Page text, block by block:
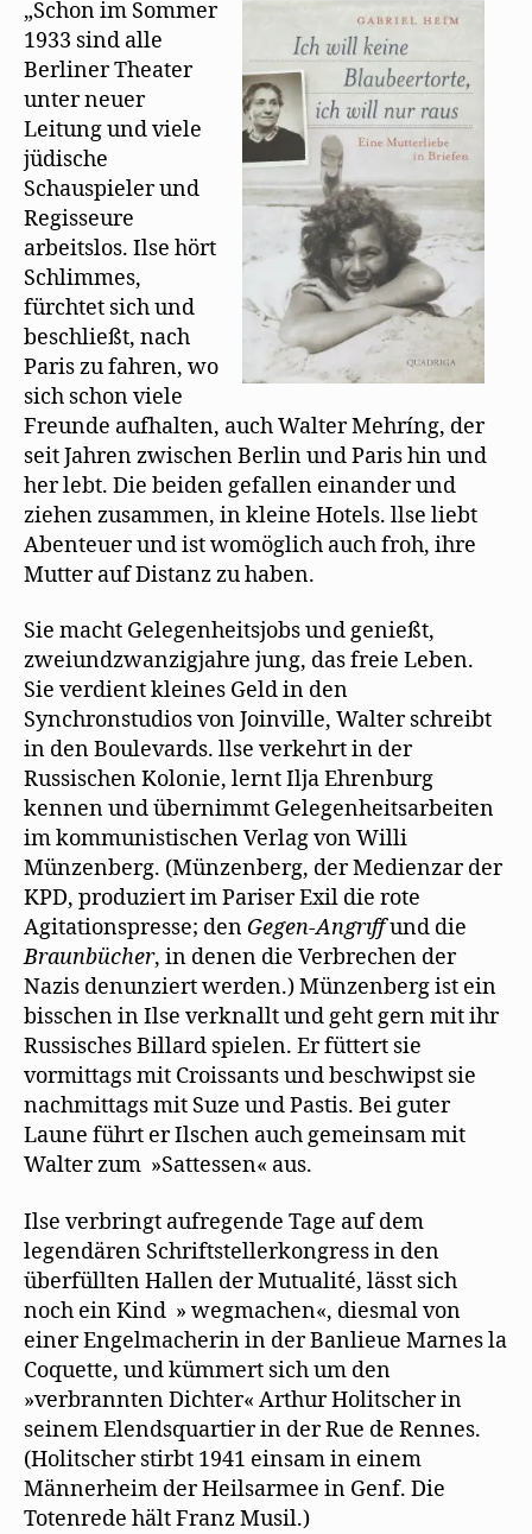
von
Walter
Mehring
und
Ilse
Winter
in
Paris
„Schon im Sommer
1933 sind alle
Berliner Theater
unter neuer
Leitung und viele
jüdische
Schauspieler und
Regisseure
arbeitslos. Ilse hört
Schlimmes,
fürchtet sich und
beschließt, nach
Paris zu fahren, wo
sich schon viele
Freunde aufhalten, auch Walter Mehríng, der
seit Jahren zwischen Berlin und Paris hin und
her lebt. Die beiden gefallen einander und
ziehen zusammen, in kleine Hotels. llse liebt
Abenteuer und ist womöglich auch froh, ihre
Mutter auf Distanz zu haben.
Sie macht Gelegenheitsjobs und genießt,
zweiundzwanzigjahre jung, das freie Leben.
Sie verdient kleines Geld in den
Synchronstudios von Joinville, Walter schreibt
in den Boulevards. llse verkehrt in der
Russischen Kolonie, lernt Ilja Ehrenburg
kennen und übernimmt Gelegenheitsarbeiten
im kommunistischen Verlag von Willi
Münzenberg. (Münzenberg, der Medienzar der
KPD, produziert im Pariser Exil die rote
Agitationspresse; den Gegen-Angrıffund die
Braunbücher, in denen die Verbrechen der
Nazis denunziert werden.) Münzenberg ist ein
bisschen in Ilse verknallt und geht gern mit ihr
Russisches Billard spielen. Er füttert sie
vormittags mit Croissants und beschwipst sie
nachmittags mit Suze und Pastis. Bei guter
Laune führt er Ilschen auch gemeinsam mit
Walter zum »Sattessen« aus.
Ilse verbringt aufregende Tage auf dem
legendären Schriftstellerkongress in den
überfüllten Hallen der Mutualité, lässt sich
noch ein Kind » wegmachen«, diesmal von
einer Engelmacherin in der Banlieue Marnes la
Coquette, und kümmert sich um den
»verbrannten Dichter« Arthur Holitscher in
seinem Elendsquartier in der Rue de Rennes.
(Holitscher stirbt 1941 einsam in einem
Männerheim der Heilsarmee in Genf. Die
Totenrede hält Franz Musil.)